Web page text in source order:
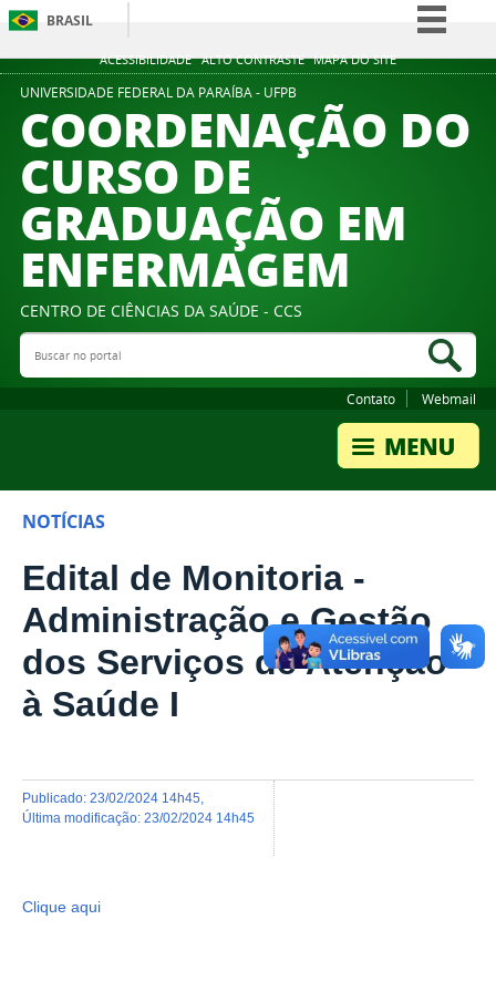
ACESSIBILIDADE ALTO CONTRASTE MAPA DO SITE
BRASIL
Simplifique!
Participe
Acesso à informação
Canais
UNIVERSIDADE FEDERAL DA PARAÍBA - UFPB
COORDENAÇÃO DO
CURSO DE
GRADUAÇÃO EM
ENFERMAGEM
CENTRO DE CIÊNCIAS DA SAÚDE - CCS
Buscar no portal
Contato Webmail
NOTÍCIAS
Edital de Monitoria -
Administração e Gestão
dos Serviços de Atenção
à Saúde I
publicado: 23/02/2024 14h45
última modificação: 23/02/2024 14h45
Clique aqui